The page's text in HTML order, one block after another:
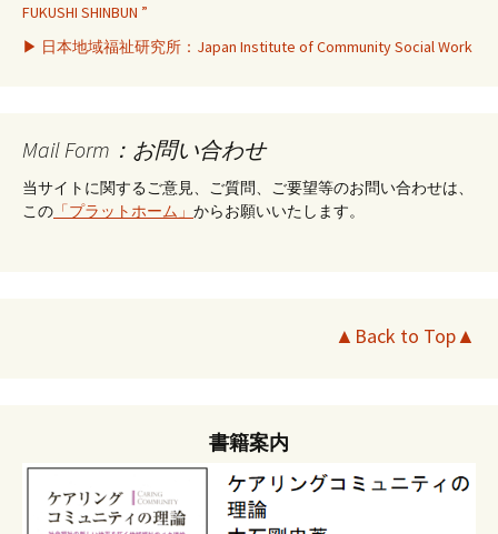
FUKUSHI SHINBUN ”
▶ 日本地域福祉研究所：Japan Institute of Community Social Work
Mail Form：お問い合わせ
当サイトに関するご意見、ご質問、ご要望等のお問い合わせは、
この 「プラットホーム」 からお願いいたします。
▲Back to Top▲
書籍案内